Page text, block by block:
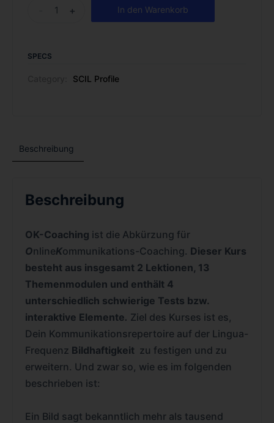
+ In den Warenkorb
SPECS
SCIL Profile
Beschreibung
Beschreibung
OK-Coaching ist die Abkürzung für
OnlineKommunikations-Coaching. Dieser Kurs
besteht aus insgesamt 2 Lektionen, 13
Themenmodulen und enthält 4
unterschiedlich schwierige Tests bzw.
interaktive Elemente. Ziel des Kurses ist es,
Dein Kommunikationsrepertoire auf der Lingua-
Frequenz Bildhaftigkeit zu festigen und zu
erweitern. Und zwar so, wie es im folgenden
beschrieben ist:
Ein Bild sagt bekanntlich mehr als tausend